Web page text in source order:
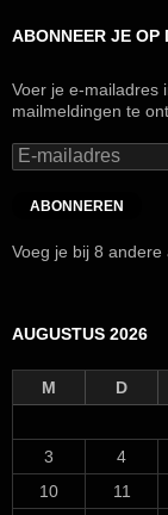
ABONNEER JE OP
Voer je e-mailadres
mailmeldingen te
E-
mailadres
ABONNEREN
Voeg je bij 8 andere
AUGUSTUS 2026
M D
3
4
10
11